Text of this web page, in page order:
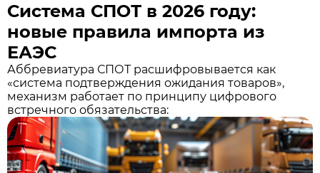
Система СПОТ в 2026 году:
новые правила импорта из
ЕАЭС
Аббревиатура СПОТ расшифровывается как
«система подтверждения ожидания товаров»,
механизм работает по принципу цифрового
встречного обязательства: